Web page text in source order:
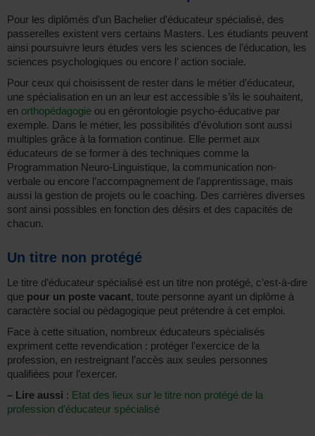
Pour les diplômés d’un Bachelier d’éducateur spécialisé, des
passerelles existent vers certains Masters. Les étudiants peuvent
ainsi poursuivre leurs études vers les sciences de l’éducation, les
sciences psychologiques ou encore l’ action sociale.
Pour ceux qui choisissent de rester dans le métier d’éducateur,
une spécialisation en un an leur est accessible s’ils le souhaitent,
en orthopédagogie ou en gérontologie psycho-éducative par
exemple. Dans le métier, les possibilités d’évolution sont aussi
multiples grâce à la formation continue. Elle permet aux
éducateurs de se former à des techniques comme la
Programmation Neuro-Linguistique, la communication non-
verbale ou encore l’accompagnement de l’apprentissage, mais
aussi la gestion de projets ou le coaching. Des carrières diverses
sont ainsi possibles en fonction des désirs et des capacités de
chacun.
Un titre non protégé
Le titre d’éducateur spécialisé est un titre non protégé, c’est-à-dire
que pour un poste vacant, toute personne ayant un diplôme à
caractère social ou pédagogique peut prétendre à cet emploi.
Face à cette situation, nombreux éducateurs spécialisés
expriment cette revendication : protéger l’exercice de la
profession, en restreignant l’accès aux seules personnes
qualifiées pour l’exercer.
– Lire aussi : Etat des lieux sur le titre non protégé de la
profession d’éducateur spécialisé